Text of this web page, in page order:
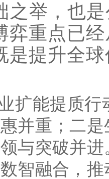
之举，也
弈重点已
是提升全
扩能提质
并重；二
与突破并
智融合，